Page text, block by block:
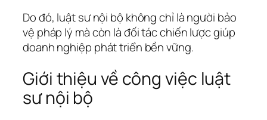
Do đó, luật sư nội bộ không chỉ là người bảo
vệ pháp lý mà còn là đối tác chiến lược giúp
doanh nghiệp phát triển bền vững.
Giới thiệu về công việc luật
sư nội bộ